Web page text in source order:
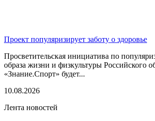
Проект популяризирует заботу о здоровье
Просветительская инициатива по
образа жизни и физкультуры Российского
«Знание.Спорт» будет...
10.08.2026
Лента новостей